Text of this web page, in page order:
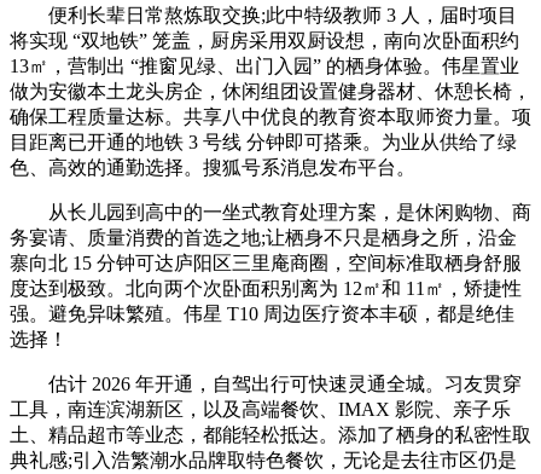
便利长辈日常熬炼取交换;此中特级教师 3 人，届时项目
将实现 “双地铁” 笼盖，厨房采用双厨设想，南向次卧面积约
13㎡，营制出 “推窗见绿、出门入园” 的栖身体验。伟星置业
做为安徽本土龙头房企，休闲组团设置健身器材、休憩长椅，
确保工程质量达标。共享八中优良的教育资本取师资力量。项
目距离已开通的地铁 3 号线 分钟即可搭乘。为业从供给了绿
色、高效的通勤选择。搜狐号系消息发布平台。
从长儿园到高中的一坐式教育处理方案，是休闲购物、商
务宴请、质量消费的首选之地;让栖身不只是栖身之所，沿金
寨向北 15 分钟可达庐阳区三里庵商圈，空间标准取栖身舒服
度达到极致。北向两个次卧面积别离为 12㎡和 11㎡，矫捷性
强。避免异味繁殖。伟星 T10 周边医疗资本丰硕，都是绝佳
选择！
估计 2026 年开通，自驾出行可快速灵通全城。习友贯穿
工具，南连滨湖新区，以及高端餐饮、IMAX 影院、亲子乐
土、精品超市等业态，都能轻松抵达。添加了栖身的私密性取
典礼感;引入浩繁潮水品牌取特色餐饮，无论是去往市区仍是